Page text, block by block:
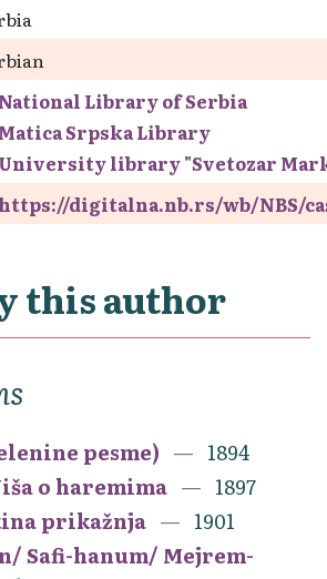
National Library of Serbia
Matica Srpska Library
University library "Svetozar
https://digitalna.nb.rs/wb/NBS/
this author
pesme)
1894
o haremima
1897
prikažnja
1901
Safi-hanum/ Mejrem-